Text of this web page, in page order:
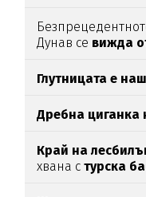
Дунав се вижда
Глутницата е
Дребна циганка
Край на
хвана с турска